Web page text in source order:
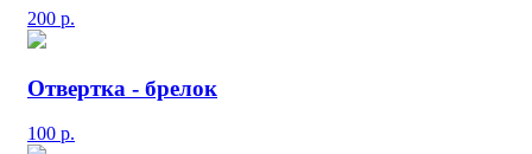
200 р.
Отвертка - брелок
100 р.